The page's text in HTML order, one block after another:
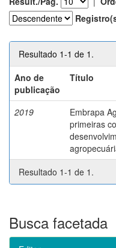
Resultado 1-1 de 1.
Ano de
publicação
Título
2019
Embrapa
primeiras
Resultado 1-1 de 1.
Busca facetada